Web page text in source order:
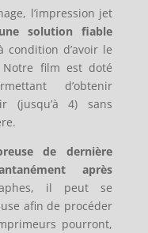
l’impression jet
une solution fiable
condition d’avoir le
film est doté
d’obtenir
(jusqu’à 4) sans
de dernière
après
il peut se
afin de procéder
pourront,